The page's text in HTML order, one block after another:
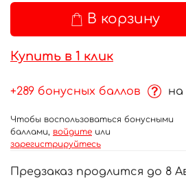
В корзину
Купить в 1 клик
+289 бонусных баллов на
Чтобы воспользоваться бонусными
баллами, войдите или
зарегистрируйтесь
Предзаказ продлится до 8